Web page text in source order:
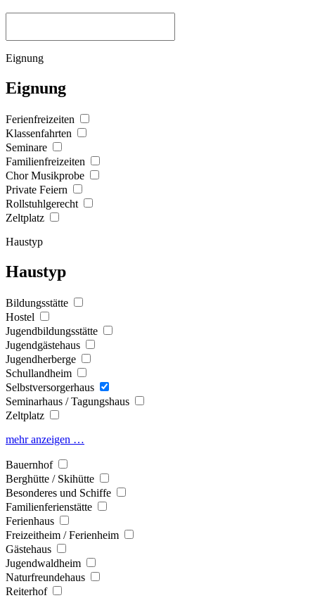
Eignung
Eignung
Ferienfreizeiten
Klassenfahrten
Seminare
Familienfreizeiten
Chor Musikprobe
Private Feiern
Rollstuhlgerecht
Zeltplatz
Haustyp
Haustyp
Bildungsstätte
Hostel
Jugendbildungsstätte
Jugendgästehaus
Jugendherberge
Schullandheim
Selbstversorgerhaus
Seminarhaus / Tagungshaus
Zeltplatz
mehr anzeigen …
Bauernhof
Berghütte / Skihütte
Besonderes und Schiffe
Familienferienstätte
Ferienhaus
Freizeitheim / Ferienheim
Gästehaus
Jugendwaldheim
Naturfreundehaus
Reiterhof